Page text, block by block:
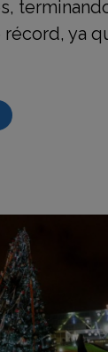
ya